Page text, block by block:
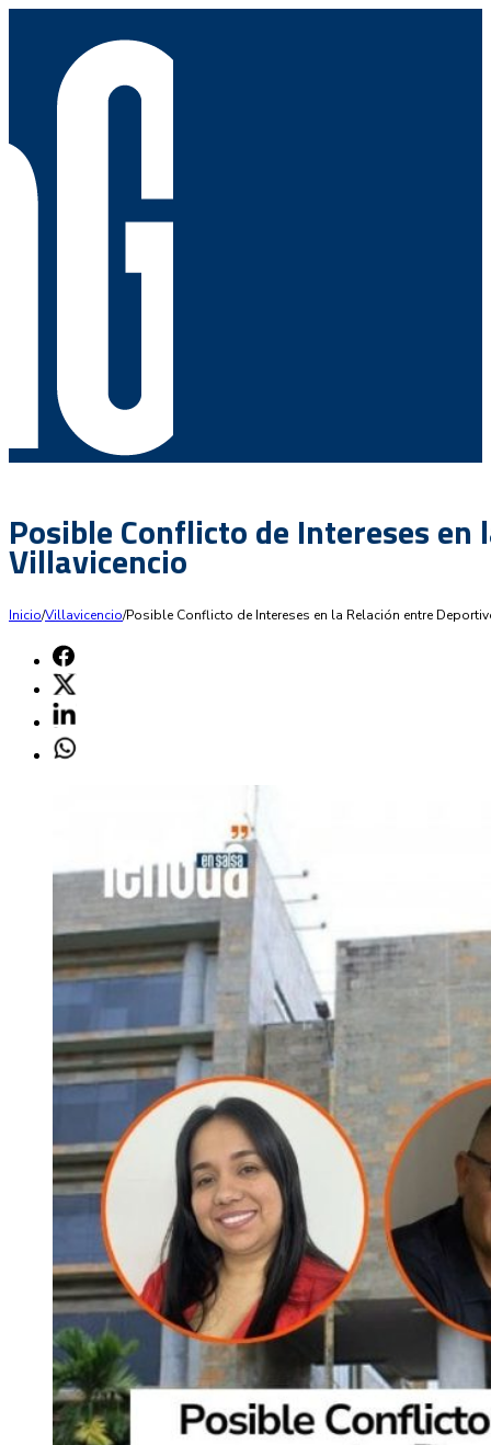
Posible Conflicto de Intereses
Villavicencio
Inicio/Villavicencio/Posible Conflicto de Intereses en la Relación entre